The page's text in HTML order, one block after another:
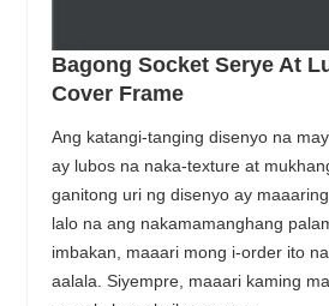
Bagong Socket Serye At
Cover Frame
Ang katangi-tanging disenyo na
ay lubos na naka-texture at
ganitong uri ng disenyo ay
lalo na ang nakamamanghang
imbakan, maaari mong i-order ito
aalala. Siyempre, maaari kaming